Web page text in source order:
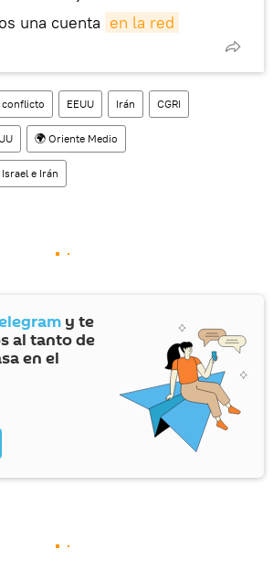
una cuenta en la red
EEUU Irán CGRI
🌍 Oriente Medio
e Irán
y te
al tanto de
en el